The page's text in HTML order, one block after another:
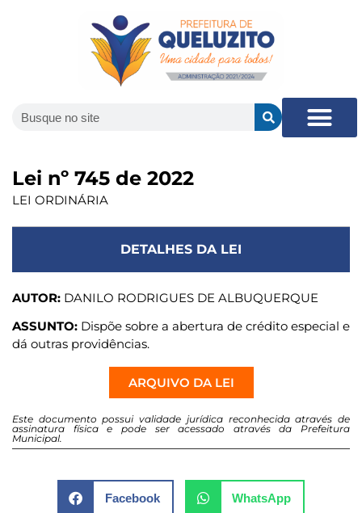
Lei nº 745 de 2022
LEI ORDINÁRIA
DETALHES DA LEI
AUTOR: DANILO RODRIGUES DE ALBUQUERQUE
ASSUNTO: Dispõe sobre a abertura de crédito especial e
dá outras providências.
ARQUIVO DA LEI
Este documento possui validade jurídica reconhecida através de
assinatura física e pode ser acessado através da Prefeitura
Municipal.
Facebook WhatsApp